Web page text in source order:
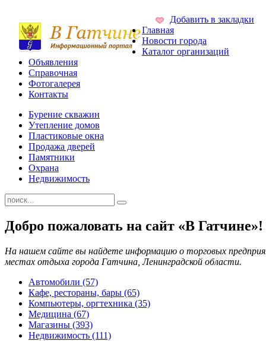
Добавить в закладки
Главная
Новости города
Каталог организаций
Объявления
Справочная
Фотогалерея
Контакты
Бурение скважин
Утепление домов
Пластиковые окна
Продажа дверей
Памятники
Охрана
Недвижимость
Добро пожаловать на сайт «В Гатчине»!
На нашем сайте вы найдете информацию о торговых
местах отдыха города Гатчина, Ленинградской области.
Автомобили (57)
Кафе, рестораны, бары (65)
Компьютеры, оргтехника (35)
Медицина (67)
Магазины (393)
Недвижимость (111)